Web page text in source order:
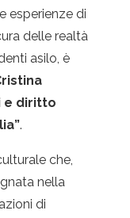
esperienze di
delle realtà
asilo, è
e diritto
.
che,
nella
di